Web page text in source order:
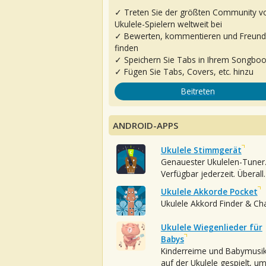
✓ Treten Sie der größten Community
Ukulele-Spielern weltweit bei
✓ Bewerten, kommentieren und
finden
✓ Speichern Sie Tabs in Ihrem
✓ Fügen Sie Tabs, Covers, etc. hinzu
Beitreten
ANDROID-APPS
Ukulele Stimmgerät
Genauester Ukulelen-Tuner.
Verfügbar jederzeit. Überall.
Ukulele Akkorde Pocket
Ukulele Akkord Finder &
Ukulele Wiegenlieder für
Babys
Kinderreime und
auf der Ukulele gespielt, um